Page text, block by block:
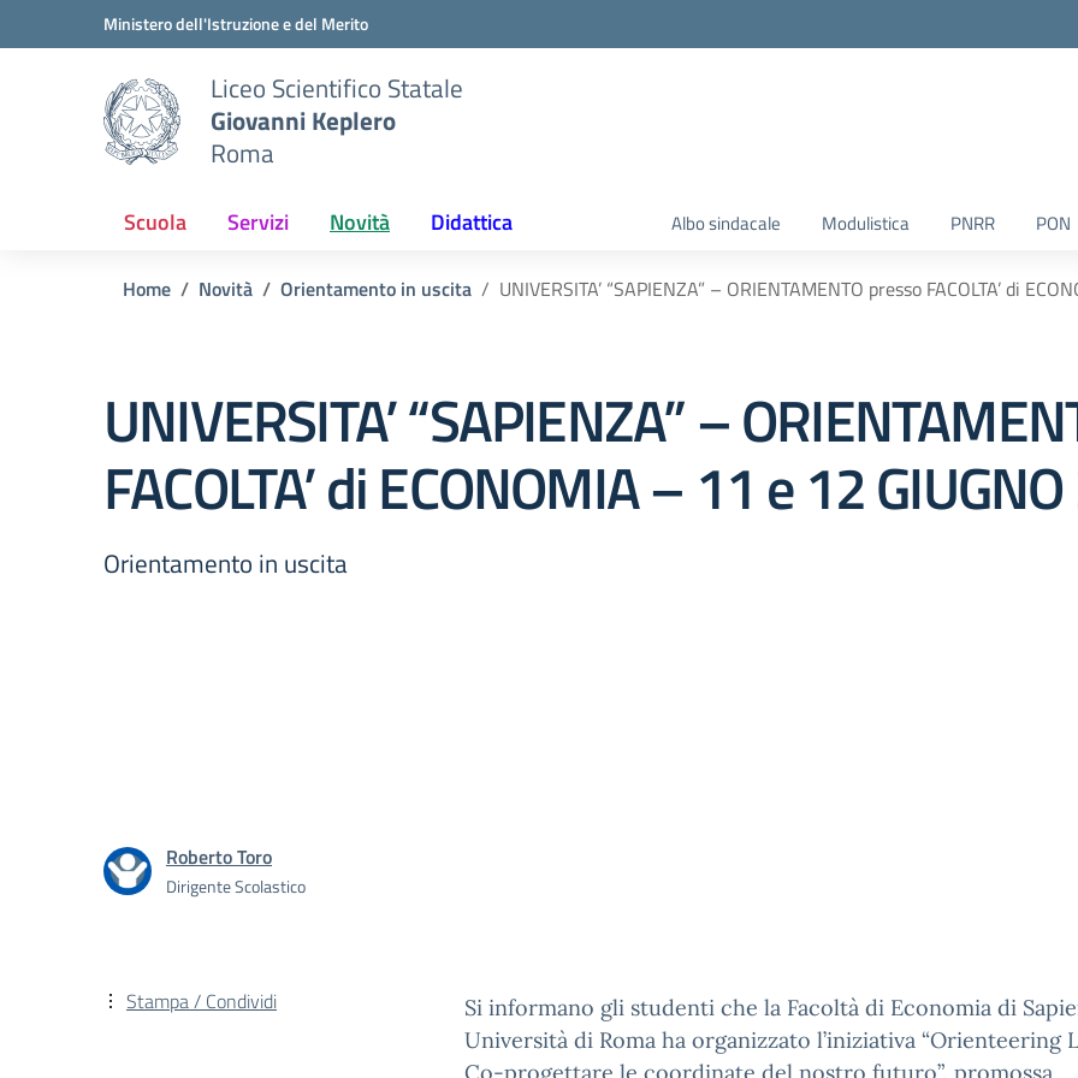
Vai ai contenuti
Vai al menu di navigazioneMinistero dell'Istruzione e del Merito
Liceo Scientifico Statale
Giovanni Keplero
Roma
Scuola Servizi Novità Didattica Albo sindacale Modulistica PNRR PON
Home Novità Orientamento in uscita UNIVERSITA’ “SAPIENZA” – ORIENTAMENTO presso FACOLTA’ di
UNIVERSITA’ “SAPIENZA” –
FACOLTA’ di ECONOMIA – 11 e 12
Orientamento in uscita
Roberto Toro
Dirigente Scolastico
Si informano gli studenti che la Facoltà di Economia di
Università di Roma ha organizzato l’iniziativa “Orienteering
Stampa / Condividi